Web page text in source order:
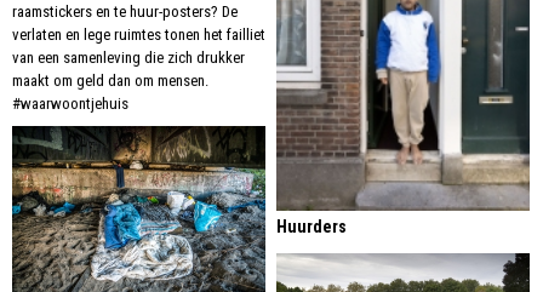
raamstickers en te huur-posters? De
verlaten en lege ruimtes tonen het failliet
van een samenleving die zich drukker
maakt om geld dan om mensen.
#waarwoontjehuis
Huurders